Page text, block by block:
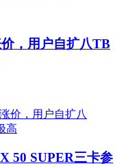
，用户自扩八TB
50 SUPER三卡参